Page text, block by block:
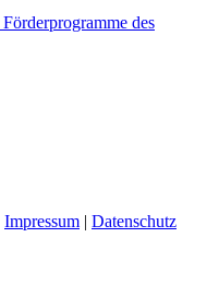
Impressum | Datenschutz